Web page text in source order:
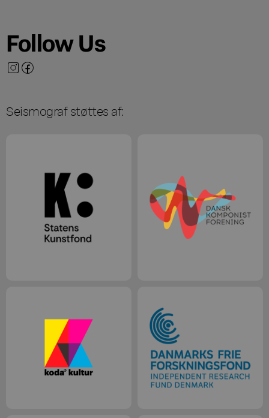
Follow Us
Seismograf støttes af: